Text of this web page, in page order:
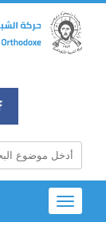
Toggle
navigation